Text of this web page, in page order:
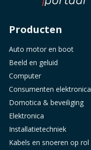
Producten
Auto motor en boot
Beeld en geluid
Computer
Consumenten elektronica
Domotica & beveiliging
Elektronica
Installatietechniek
Kabels en snoeren op rol